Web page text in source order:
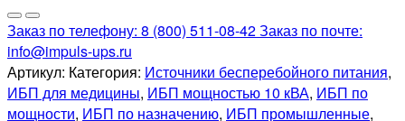
Заказ по телефону: 8 (800) 511-08-42Заказ по почте:
info@impuls-ups.ru
Артикул: Категория: Источники бесперебойного питания,
ИБП для медицины, ИБП мощностью 10 кВА, ИБП по
мощности, ИБП по назначению, ИБП промышленные,